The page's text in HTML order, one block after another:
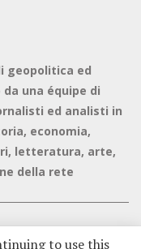
geopolitica ed
una équipe di
ed analisti in
economia,
letteratura, arte,
della rete
to use this